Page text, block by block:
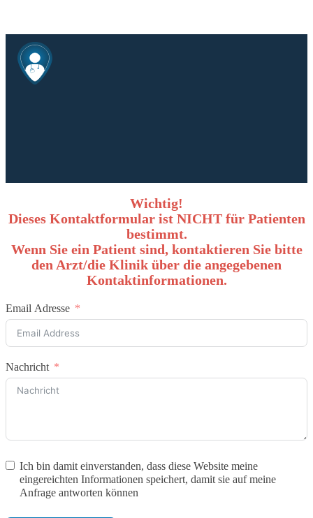
Wichtig!
Dieses Kontaktformular ist NICHT für Patienten
bestimmt.
Wenn Sie ein Patient sind, kontaktieren Sie bitte
den Arzt/die Klinik über die angegebenen
Kontaktinformationen.
Email Adresse
Nachricht
Ich bin damit einverstanden, dass diese Website meine
eingereichten Informationen speichert, damit sie auf meine
Anfrage antworten können